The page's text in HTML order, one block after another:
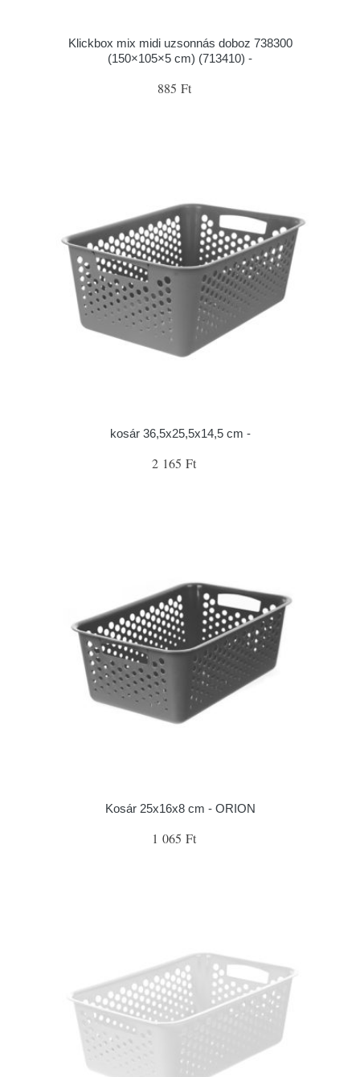
Klickbox mix midi uzsonnás doboz 738300
(150×105×5 cm) (713410) -
885 Ft
kosár 36,5x25,5x14,5 cm -
2 165 Ft
Kosár 25x16x8 cm - ORION
1 065 Ft